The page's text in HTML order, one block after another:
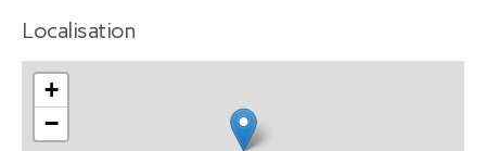
Localisation
+
−